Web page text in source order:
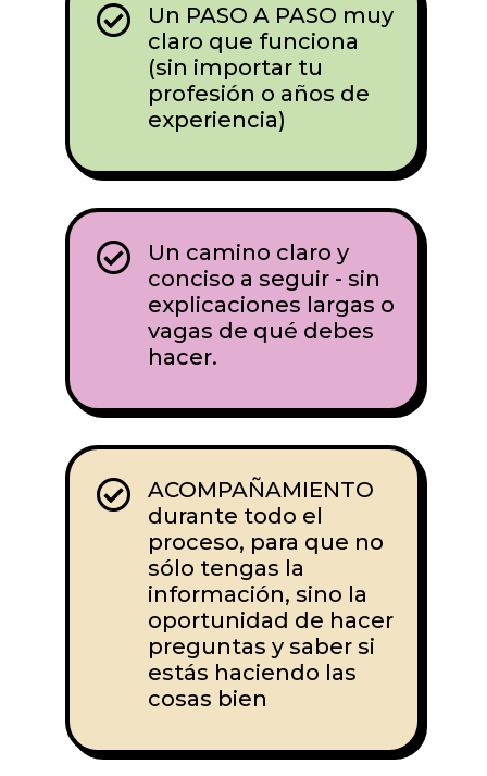

Un PASO A PASO muy
claro que funciona
(sin importar tu
profesión o años de
experiencia)

Un camino claro y
conciso a seguir - sin
explicaciones largas o
vagas de qué debes
hacer.

ACOMPAÑAMIENTO
durante todo el
proceso, para que no
sólo tengas la
información, sino la
oportunidad de hacer
preguntas y saber si
estás haciendo las
cosas bien